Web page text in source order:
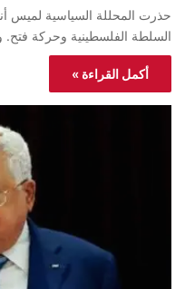
حذرت المحللة السياسية لميس
السلطة الفلسطينية وحركة
أكمل القراءة »